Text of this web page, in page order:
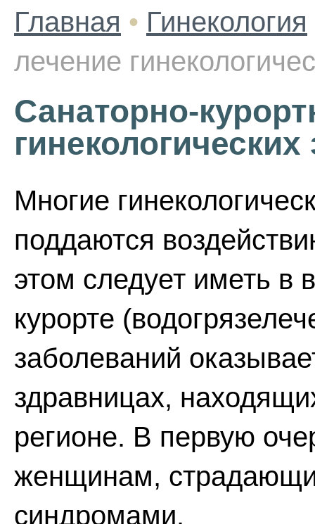
Главная • Гинекология
лечение
Санаторно-
Многие
поддаются
этом следует иметь в
курорте
заболеваний
здравницах,
регионе. В первую
женщинам,
синдромами.